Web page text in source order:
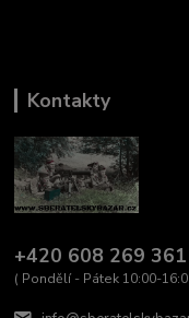
Kontakty
+420 608 269 361
( Pondělí - Pátek 10:00-